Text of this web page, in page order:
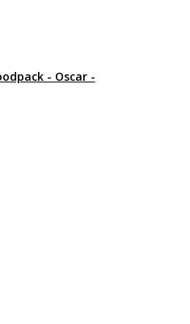
- Oscar -